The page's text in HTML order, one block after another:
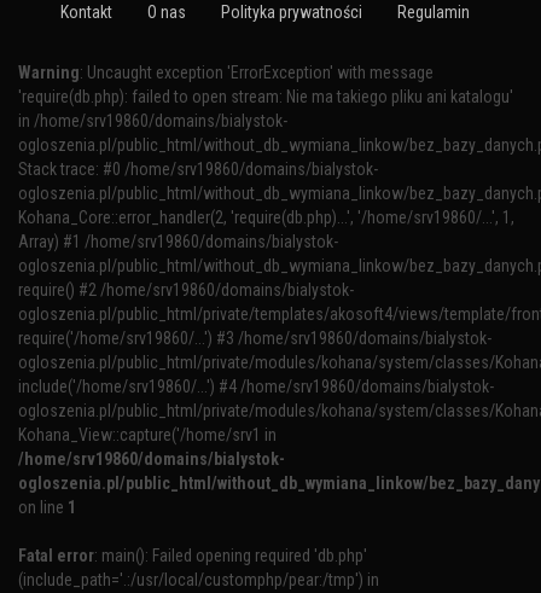
Kontakt O nas Polityka prywatności Regulamin
Warning: Uncaught exception 'ErrorException' with message
'require(db.php): failed to open stream: Nie ma takiego pliku ani katalogu'
in /home/srv19860/domains/bialystok-
ogloszenia.pl/public_html/without_db_wymiana_linkow/
Stack trace: #0 /home/srv19860/domains/bialystok-
ogloszenia.pl/public_html/without_db_wymiana_linkow/
Kohana_Core::error_handler(2, 'require(db.php)...', '/home/srv19860/...', 1,
Array) #1 /home/srv19860/domains/bialystok-
ogloszenia.pl/public_html/without_db_wymiana_linkow/
require() #2 /home/srv19860/domains/bialystok-
ogloszenia.pl/public_html/private/templates/akosoft4/views/template/
require('/home/srv19860/...') #3 /home/srv19860/domains/bialystok-
ogloszenia.pl/public_html/private/modules/kohana/system/classes/
include('/home/srv19860/...') #4 /home/srv19860/domains/bialystok-
ogloszenia.pl/public_html/private/modules/kohana/system/classes/
Kohana_View::capture('/home/srv1 in
/home/srv19860/domains/bialystok-
ogloszenia.pl/public_html/without_db_wymiana_linkow/
on line 1
Fatal error: main(): Failed opening required 'db.php'
(include_path='.:/usr/local/customphp/pear:/tmp') in